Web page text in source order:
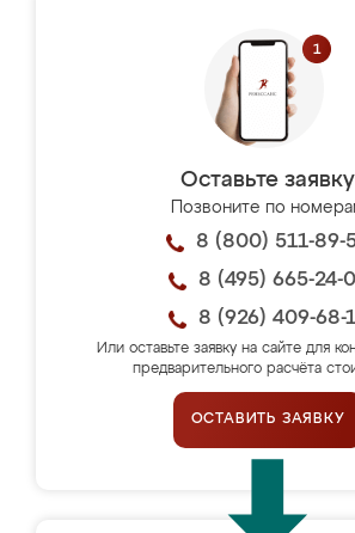
Оставьте заявку
Позвоните по
8 (800) 511-89-
8 (495) 665-24-
8 (926) 409-68-
Или оставьте заявку на сайте для
предварительного расчёта
ОСТАВИТЬ ЗАЯВКУ